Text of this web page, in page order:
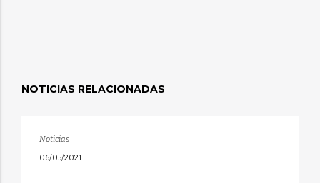
NOTICIAS RELACIONADAS
Noticias
06/05/2021